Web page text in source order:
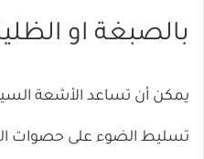
بالصبغة او
يمكن أن تساعد الأشعة
تسليط الضوء على حصوات